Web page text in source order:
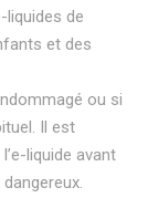
liquides de
et des
ou si
Il est
liquide avant